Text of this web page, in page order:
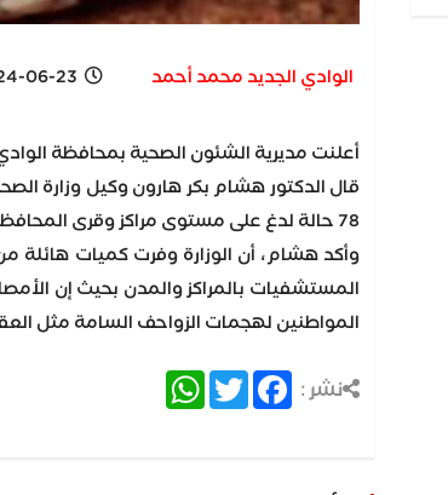
الوادي الجديد محمد أحمد 23 3:58 PM
أعلنت مديرية الشئون الصحية بمحافظة الوادي الجديد، اليوم الأحد، عن رصد 78 حالة
78 حالة لدغ على مستوى مراكز وقرى المحافظة وارتفاع حالات اللدغ الفترة الحالية بسبب ارتفاع درجات الحرارة.
وأكد هشام، أن الوزارة وفرت كميات هائلة
المستشفيات بالمراكز والمدن بحيث إن
المواطنين لهجمات الزواحف السامة مثل
نشر : Facebook
Twitter
WhatsApp